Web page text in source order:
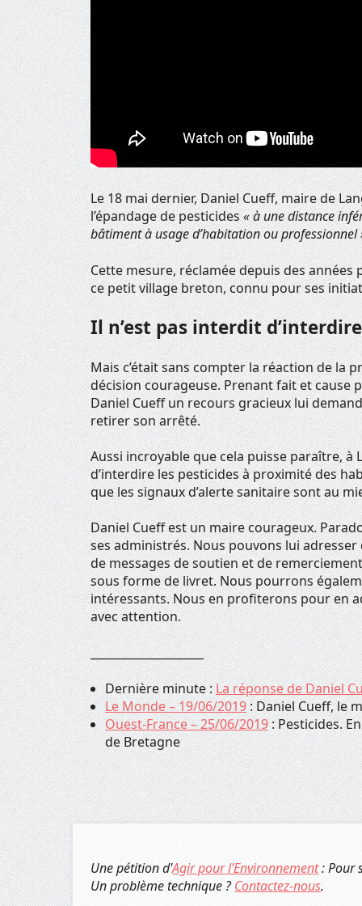
Le 18 mai dernier, Daniel Cueff, maire de
l’épandage de pesticides« à une distance
bâtiment à usage d’habitation ou professionnel
Cette mesure, réclamée depuis des
ce petit village breton, connu pour ses
Il n’est pas interdit
Mais c’était sans compter la réaction de la
décision courageuse. Prenant fait et cause
Daniel Cueff un recours gracieux lui
retirer son arrêté.
Aussi incroyable que cela puisse paraître,
d’interdire les pesticides à proximité des
que les signaux d’alerte sanitaire sont au
Daniel Cueff est un maire courageux.
ses administrés. Nous pouvons lui
de messages de soutien et de
sous forme de livret. Nous pourrons
intéressants. Nous en profiterons pour en
avec attention.
____________________
Dernière minute :La réponse de Daniel
Le Monde – 19/06/2019: Daniel Cueff, le
Ouest-France – 25/06/2019: Pesticides.
de Bretagne
Une pétition d'Agir pour l’Environnement: Pour
Un problème technique ?Contactez-nous.